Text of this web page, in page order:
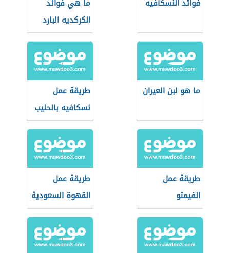
فوائد النسكافيه
ما هي فوائد
الكركديه البارد
ما هو لبن العيران
طريقة عمل
نسكافيه بالحليب
طريقة عمل
الفيمتو
طريقة عمل
القهوة السعودية
الشقراء